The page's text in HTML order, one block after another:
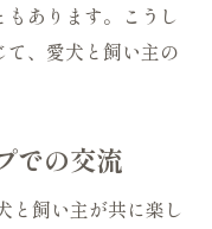
あります。こうし
、愛犬と飼い主の
での交流
と飼い主が共に楽し